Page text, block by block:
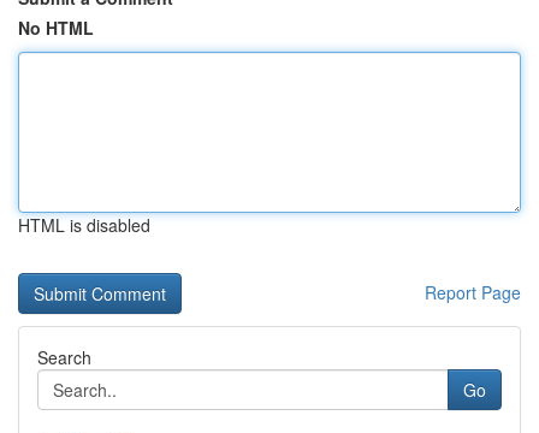
No HTML
HTML is disabled
Report Page
Search
Go